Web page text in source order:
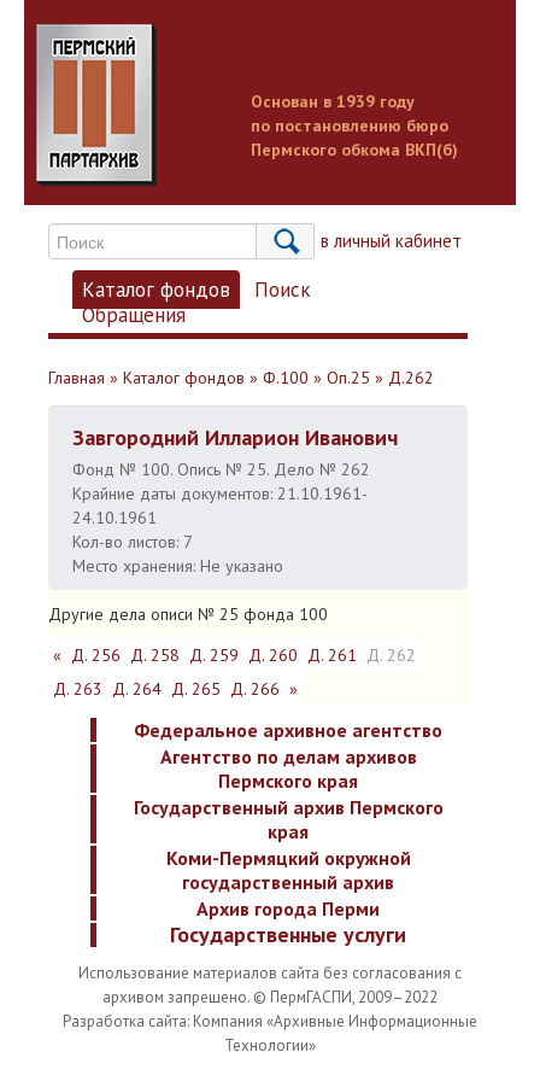
Основан в 1939 году
по постановлению бюро
Пермского обкома ВКП(б)
Вход в личный кабинет
Каталог фондов
Поиск
Обращения
Главная » Каталог фондов » Ф.100 » Оп.25 » Д.262
Завгородний Илларион Иванович
Фонд № 100. Опись № 25. Дело № 262
Крайние даты документов: 21.10.1961-
24.10.1961
Кол-во листов: 7
Место хранения: Не указано
Другие дела описи № 25 фонда 100
« Д. 256 Д. 258 Д. 259 Д. 260 Д. 261 Д. 262
Д. 263
Д. 264 Д. 265 Д. 266 »
Федеральное архивное агентство
Агентство по делам архивов
Пермского края
Государственный архив Пермского
края
Коми-Пермяцкий окружной
государственный архив
Архив города Перми
Государственные услуги
Использование материалов сайта без согласования с
архивом запрещено. © ПермГАСПИ, 2009–2022
Разработка сайта: Компания «Архивные Информационные
Технологии»